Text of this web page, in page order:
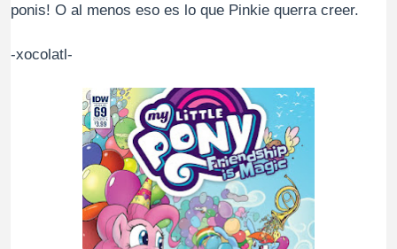
ponis! O al menos eso es lo que Pinkie querra creer.
-xocolatl-